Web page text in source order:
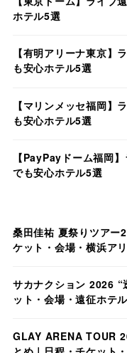
ホテル5選
【有明アリーナ東京】
も安心ホテル5選
【マリンメッセ福岡】
も安心ホテル5選
【PayPayドーム福岡
でも安心ホテル5選
桑田佳祐 夏祭りツアー
ケット・会場・横浜ア
サカナクション 2026 “
ット・会場・遠征ホテ
GLAY ARENA TOUR